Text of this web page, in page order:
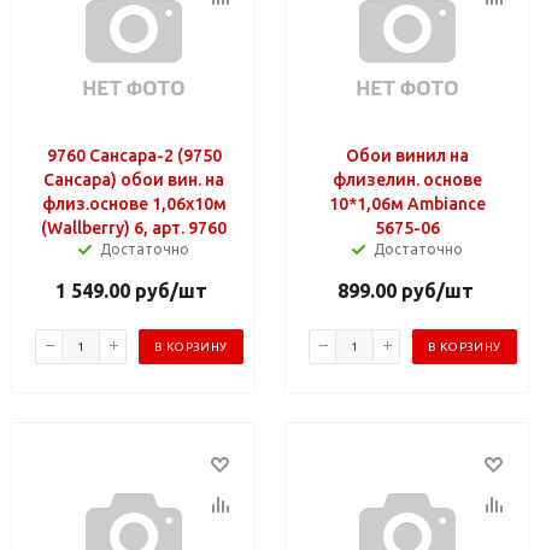
9760 Сансара-2 (9750
Сансара) обои вин. на
флиз.основе 1,06х10м
(Wallberry) 6, арт. 9760
Достаточно
1 549.00 руб/шт
В КОРЗИНУ
Обои винил на
флизелин. основе
10*1,06м Ambiance
5675-06
Достаточно
899.00руб/шт
В КОРЗИНУ